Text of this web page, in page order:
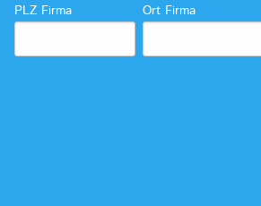
PLZ Firma Ort Firma